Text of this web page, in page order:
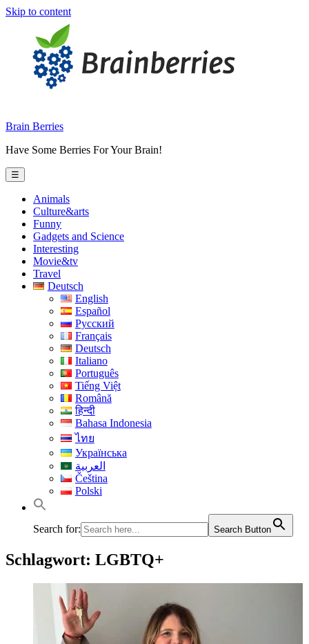
Skip to content
Brain Berries
Have Some Berries For Your Brain!
☰
Animals
Culture&arts
Funny
Gadgets and Science
Interesting
Movie&tv
Travel
Deutsch
English
Español
Русский
Français
Deutsch
Italiano
Português
Tiếng Việt
Română
हिन्दी
Bahasa Indonesia
ไทย
Українська
العربية
Čeština
Polski
Search for: Search Button
Schlagwort: LGBTQ+